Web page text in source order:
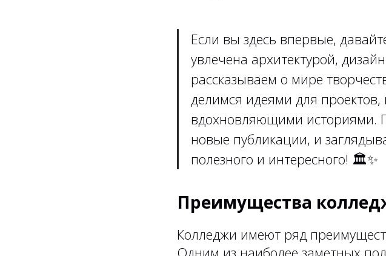
Если вы здесь впервые,
увлечена архитектурой,
рассказываем о мире
делимся идеями для
вдохновляющими историями.
новые публикации, и
полезного и интересного! 🏛✨
Преимущества
Колледжи имеют ряд